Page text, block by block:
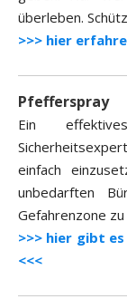
überleben.
>>> hier
Pfefferspray
Ein
einfach
unbedarften
Gefahrenzone
>>> hier gibt
<<<